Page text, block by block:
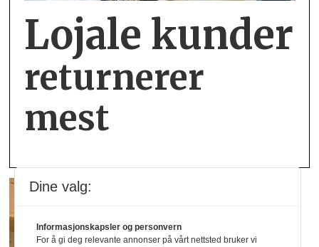
Lojale kunder
returnerer
mest
Dine valg:
Informasjonskapsler og personvern
For å gi deg relevante annonser på vårt nettsted bruker vi